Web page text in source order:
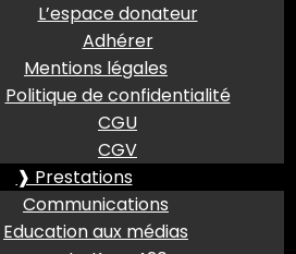
L’espace donateur
Adhérer
Mentions légales
Politique de confidentialité
CGU
CGV
❱ Prestations
Communications
Education aux médias